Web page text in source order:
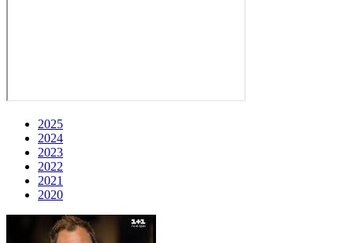
2025
2024
2023
2022
2021
2020